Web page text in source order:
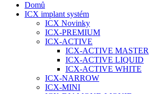
Domů
ICX implant systém
ICX Novinky
ICX-PREMIUM
ICX-ACTIVE
ICX-ACTIVE MASTER
ICX-ACTIVE LIQUID
ICX-ACTIVE WHITE
ICX-NARROW
ICX-MINI